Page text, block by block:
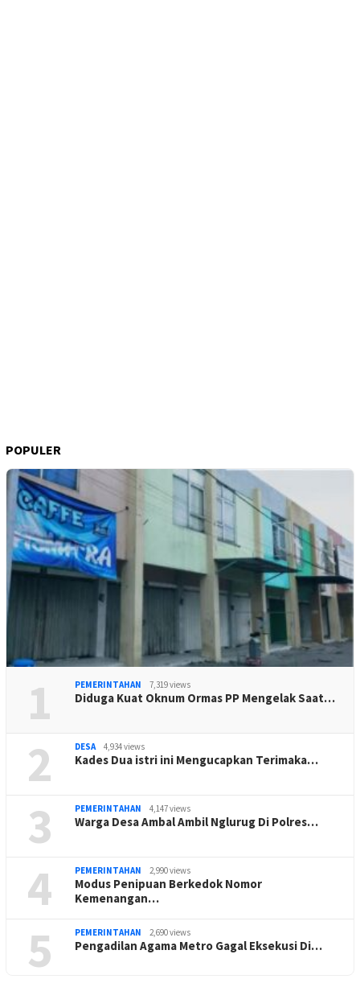
POPULER
1 PEMERINTAHAN 7,319 views
Diduga Kuat Oknum Ormas PP Mengelak Saat…
2 DESA 4,934 views
Kades Dua istri ini Mengucapkan Terimaka…
3 PEMERINTAHAN 4,147 views
Warga Desa Ambal Ambil Nglurug Di Polres…
4 PEMERINTAHAN 2,990 views
Modus Penipuan Berkedok Nomor
Kemenangan…
5 PEMERINTAHAN 2,690 views
Pengadilan Agama Metro Gagal Eksekusi Di…